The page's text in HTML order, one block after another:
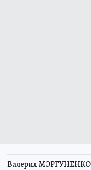
Валерия МОРГУНЕНКО